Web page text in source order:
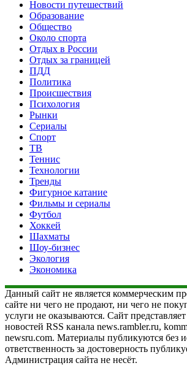
Новости путешествий
Образование
Общество
Около спорта
Отдых в России
Отдых за границей
ПДД
Политика
Происшествия
Психология
Рынки
Сериалы
Спорт
ТВ
Теннис
Технологии
Тренды
Фигурное катание
Фильмы и сериалы
Футбол
Хоккей
Шахматы
Шоу-бизнес
Экология
Экономика
Данный сайт не является коммерческим
сайте ни чего не продают, ни чего не
услуги не оказываются. Сайт
новостей RSS канала news.rambler.ru,
newsru.com. Материалы публикуются без
ответственность за достоверность
Администрация сайта не несёт.